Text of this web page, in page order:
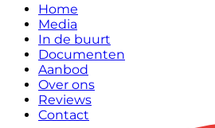
Home
Media
In de buurt
Documenten
Aanbod
Over ons
Reviews
Contact